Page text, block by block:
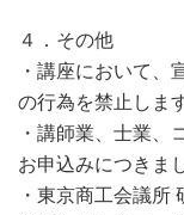
４．その他
・講座において、
の行為を禁止しま
・講師業、士業、
お申込みにつきま
・東京商工会議所